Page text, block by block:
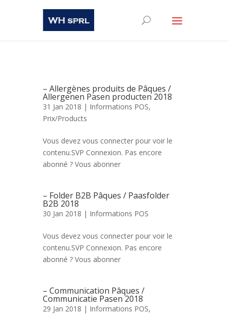
– Allergènes produits de Pâques /
Allergenen Pasen producten 2018
31 Jan 2018 | Informations POS,
Prix/Products
Vous devez vous connecter pour voir le
contenu.SVP Connexion. Pas encore
abonné ? Vous abonner
– Folder B2B Pâques / Paasfolder
B2B 2018
30 Jan 2018 | Informations POS
Vous devez vous connecter pour voir le
contenu.SVP Connexion. Pas encore
abonné ? Vous abonner
– Communication Pâques /
Communicatie Pasen 2018
29 Jan 2018 | Informations POS,